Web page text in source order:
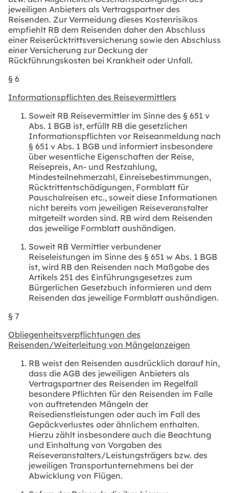
jeweiligen Anbieters als Vertragspartner des
Reisenden. Zur Vermeidung dieses Kostenrisikos
empfiehlt RB dem Reisenden daher den Abschluss
einer Reiserücktrittsversicherung sowie den Abschluss
einer Versicherung zur Deckung der
Rückführungskosten bei Krankheit oder Unfall.
§ 6
Informationspflichten des Reisevermittlers
Soweit RB Reisevermittler im Sinne des § 651 v
Abs. 1 BGB ist, erfüllt RB die gesetzlichen
Informationspflichten vor Reiseanmeldung nach
§ 651 v Abs. 1 BGB und informiert insbesondere
über wesentliche Eigenschaften der Reise,
Reisepreis, An- und Restzahlung,
Mindesteilnehmerzahl, Einreisebestimmungen,
Rücktrittentschädigungen, Formblatt für
Pauschalreisen etc., soweit diese Informationen
nicht bereits vom jeweiligen Reiseveranstalter
mitgeteilt worden sind. RB wird dem Reisenden
das jeweilige Formblatt aushändigen.
Soweit RB Vermittler verbundener
Reiseleistungen im Sinne des § 651 w Abs. 1 BGB
ist, wird RB den Reisenden nach Maßgabe des
Artikels 251 des Einführungsgesetzes zum
Bürgerlichen Gesetzbuch informieren und dem
Reisenden das jeweilige Formblatt aushändigen.
§ 7
Obliegenheitsverpflichtungen des
Reisenden/Weiterleitung von Mängelanzeigen
RB weist den Reisenden ausdrücklich darauf hin,
dass die AGB des jeweiligen Anbieters als
Vertragspartner des Reisenden im Regelfall
besondere Pflichten für den Reisenden im Falle
von auftretenden Mängeln der
Reisedienstleistungen oder auch im Fall des
Gepäckverlustes oder ähnlichem enthalten.
Hierzu zählt insbesondere auch die Beachtung
und Einhaltung von Vorgaben des
Reiseveranstalters/Leistungsträgers bzw. des
jeweiligen Transportunternehmens bei der
Abwicklung von Flügen.